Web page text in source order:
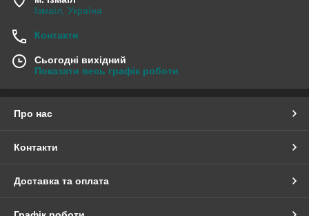
Ізмаїл, Україна
Контакти
Сьогодні вихідний
Показати весь графік роботи
Про нас
Контакти
Доставка та оплата